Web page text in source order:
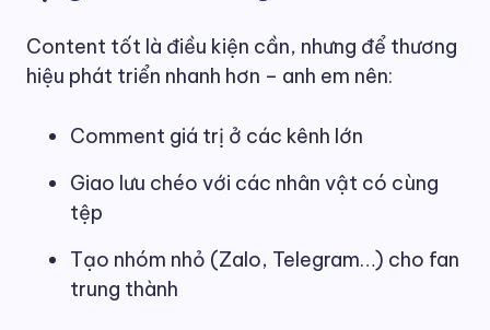
Content tốt là điều kiện cần, nhưng để thương
hiệu phát triển nhanh hơn – anh em nên:
Comment giá trị ở các kênh lớn
Giao lưu chéo với các nhân vật có cùng
tệp
Tạo nhóm nhỏ (Zalo, Telegram…) cho fan
trung thành